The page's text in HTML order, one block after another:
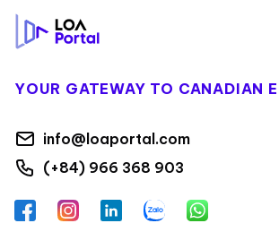
YOUR GATEWAY TO CANADIAN
info@loaportal.com
(+84) 966 368 903
FacebookInstagramLinkedInZalo WhatsApp